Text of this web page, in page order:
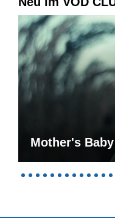
Mother's Baby